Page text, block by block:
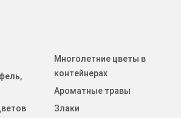
Многолетние цветы в
контейнерах
Ароматные травы
Злаки